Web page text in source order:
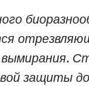
защиты